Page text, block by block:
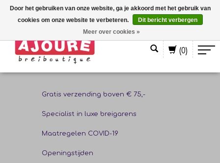
(0)
Gratis verzending boven € 75,-
Specialist in luxe breigarens
Maatregelen COVID-19
Openingstijden
Door het gebruiken van onze website, ga je akkoord met het gebruik van
cookies om onze website te verbeteren.
Dit bericht verbergen
Meer over cookies »